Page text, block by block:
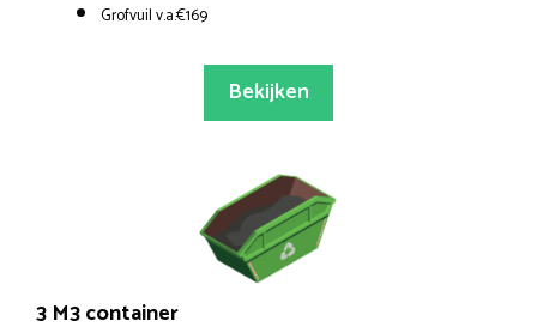
Grofvuil v.a.€169
Bekijken
3 M3 container